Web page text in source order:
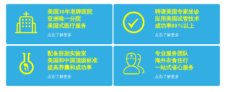
美国30年老牌医院
亚洲唯一分院
美国式医疗服务
点击了解更多
聘请美国专家坐诊
应用美国试管技术
成功率80%以上
点击了解更多
配备胚胎实验室
美国和中国顶级标准
提高养囊和成功率
点击了解更多
专业服务团队
海外衣食住行
一站式省心服务
点击了解更多